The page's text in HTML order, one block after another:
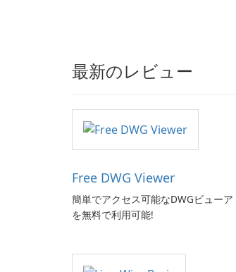
最新のレビュー
Free DWG Viewer
簡単でアクセス可能なDWGビューア
を無料で利用可能!